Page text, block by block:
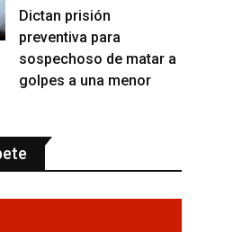
Dictan prisión
preventiva para
sospechoso de matar a
golpes a una menor